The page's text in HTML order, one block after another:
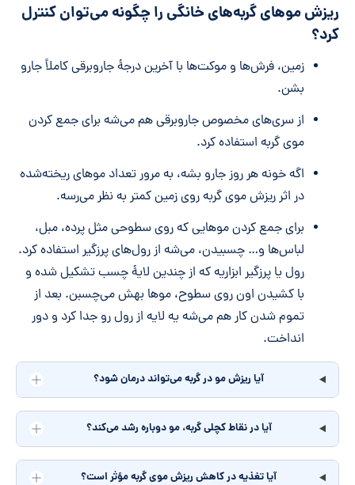
ریزش موهای گربه‌های خانگی را چگونه می‌توان کنترل
کرد؟
زمین، فرش‌ها و موکت‌ها با آخرین درجۀ جاروبرقی کاملاً جارو
بشن.
از سری‌های مخصوص جاروبرقی هم می‌شه برای جمع کردن
موی گربه استفاده کرد.
اگه خونه هر روز جارو بشه، به مرور تعداد موهای ریخته‌شده
در اثر ریزش موی گربه روی زمین کمتر به نظر می‌رسه.
برای جمع کردن موهایی که روی سطوحی مثل پرده، مبل،
لباس‌ها و… چسبیدن، می‌شه از رول‌های پرزگیر استفاده کرد.
رول یا پرزگیر ابزاریه که از چندین لایۀ چسب تشکیل شده و
با کشیدن اون روی سطوح، موها بهش می‌چسبن. بعد از
تموم شدن کار هم می‌شه یه لایه از رول رو جدا کرد و دور
انداخت.
آیا ریزش مو در گربه می‌تواند درمان شود؟
آیا در نقاط کچلی گربه، مو دوباره رشد می‌کند؟
آیا تغذیه در کاهش ریزش موی گربه مؤثر است؟